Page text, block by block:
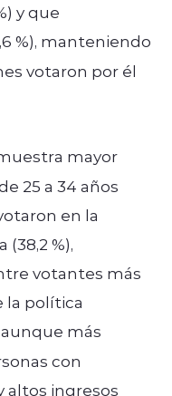
y que
%), manteniendo
votaron por él
mayor
25 a 34 años
en la
%),
votantes más
la política
aunque más
con
altos ingresos